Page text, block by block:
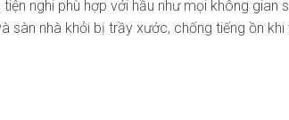
nghi phù hợp với hầu như mọi không gian
nhà khỏi bị trầy xước, chống tiếng ồn khi